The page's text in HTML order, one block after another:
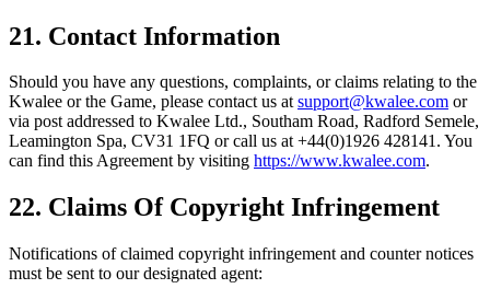
21. Contact Information
Should you have any questions, complaints, or claims relating to the
Kwalee or the Game, please contact us atsupport@kwalee.com or
via post addressed to Kwalee Ltd., Southam Road, Radford Semele,
Leamington Spa, CV31 1FQ or call us at +44(0)1926 428141. You
can find this Agreement by visiting https://www.kwalee.com.
22. Claims Of Copyright Infringement
Notifications of claimed copyright infringement and counter notices
must be sent to our designated agent: